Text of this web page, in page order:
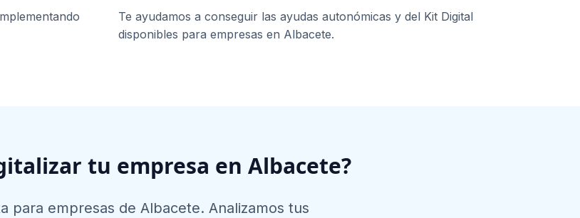
Te ayudamos a conseguir las ayudas autonómicas y del Kit Digital
disponibles para empresas en Albacete.
tu empresa en Albacete?
para empresas de Albacete. Analizamos tus